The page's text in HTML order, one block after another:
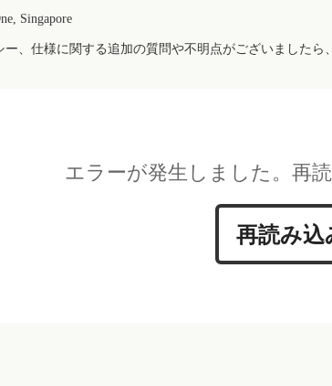
Singapore
、仕様に関する追加の質問や不明点がございました
エラーが発生しました。再
再読み込